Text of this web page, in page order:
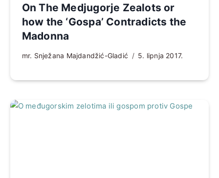
On The Medjugorje Zealots or
how the ‘Gospa’ Contradicts the
Madonna
mr. Snježana Majdandžić-Gladić 5. lipnja 2017.